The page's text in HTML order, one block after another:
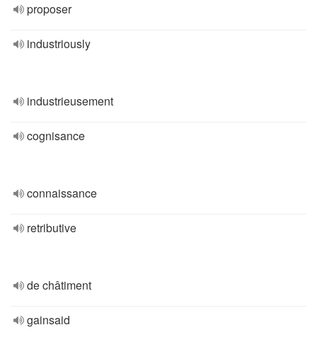
proposer
industriously
industrieusement
cognisance
connaissance
retributive
de châtiment
gainsaid